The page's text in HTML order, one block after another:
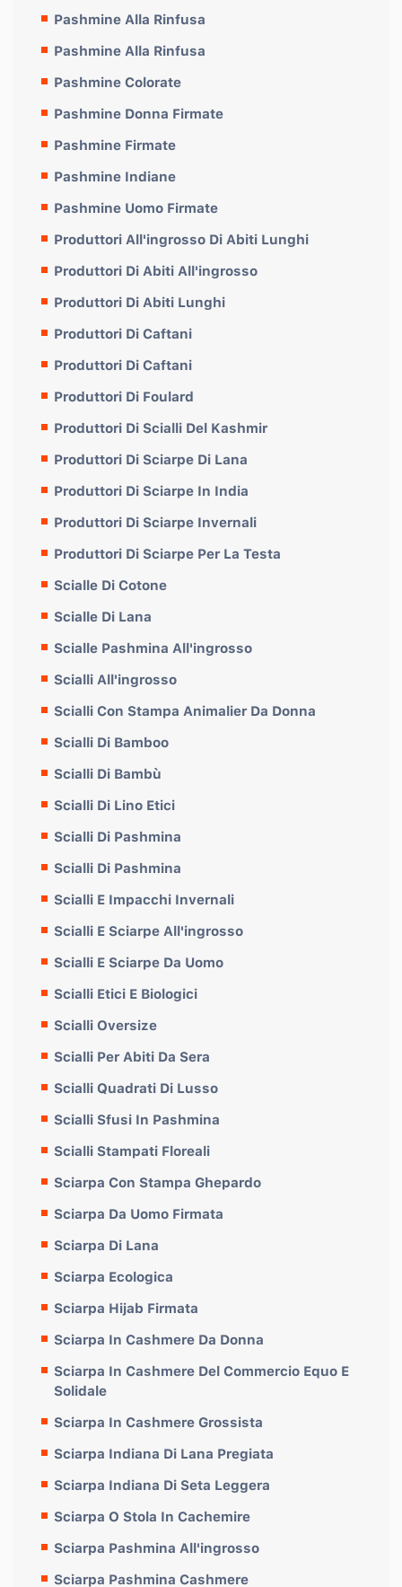
Pashmine Alla Rinfusa
Pashmine Alla Rinfusa
Pashmine Colorate
Pashmine Donna Firmate
Pashmine Firmate
Pashmine Indiane
Pashmine Uomo Firmate
Produttori All'ingrosso Di Abiti Lunghi
Produttori Di Abiti All'ingrosso
Produttori Di Abiti Lunghi
Produttori Di Caftani
Produttori Di Caftani
Produttori Di Foulard
Produttori Di Scialli Del Kashmir
Produttori Di Sciarpe Di Lana
Produttori Di Sciarpe In India
Produttori Di Sciarpe Invernali
Produttori Di Sciarpe Per La Testa
Scialle Di Cotone
Scialle Di Lana
Scialle Pashmina All'ingrosso
Scialli All'ingrosso
Scialli Con Stampa Animalier Da Donna
Scialli Di Bamboo
Scialli Di Bambù
Scialli Di Lino Etici
Scialli Di Pashmina
Scialli Di Pashmina
Scialli E Impacchi Invernali
Scialli E Sciarpe All'ingrosso
Scialli E Sciarpe Da Uomo
Scialli Etici E Biologici
Scialli Oversize
Scialli Per Abiti Da Sera
Scialli Quadrati Di Lusso
Scialli Sfusi In Pashmina
Scialli Stampati Floreali
Sciarpa Con Stampa Ghepardo
Sciarpa Da Uomo Firmata
Sciarpa Di Lana
Sciarpa Ecologica
Sciarpa Hijab Firmata
Sciarpa In Cashmere Da Donna
Sciarpa In Cashmere Del Commercio Equo E
Solidale
Sciarpa In Cashmere Grossista
Sciarpa Indiana Di Lana Pregiata
Sciarpa Indiana Di Seta Leggera
Sciarpa O Stola In Cachemire
Sciarpa Pashmina All'ingrosso
Sciarpa Pashmina Cashmere